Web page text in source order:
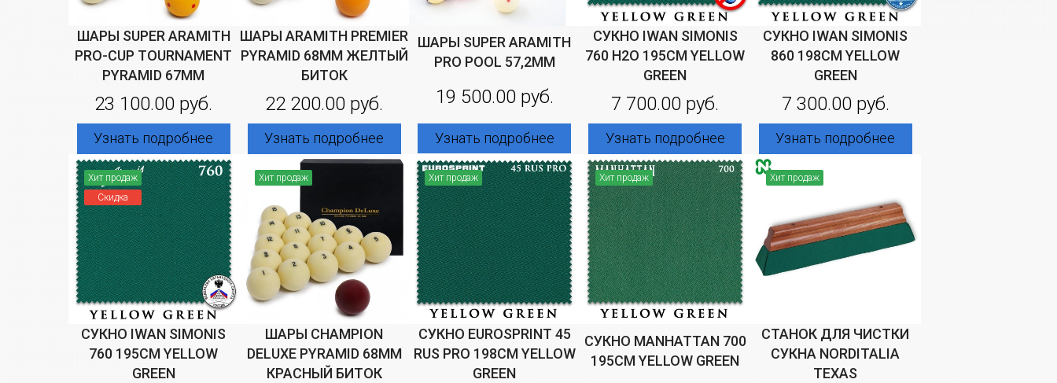
ШАРЫ SUPER ARAMITH
PRO-CUP TOURNAMENT
PYRAMID 67ММ
23 100.00 руб.
Узнать подробнее
ШАРЫ ARAMITH PREMIER
PYRAMID 68ММ ЖЕЛТЫЙ
БИТОК
22 200.00 руб.
Узнать подробнее
ШАРЫ SUPER ARAMITH
PRO POOL 57,2ММ
19 500.00 руб.
Узнать подробнее
СУКНО IWAN SIMONIS
760 H2O 195СМ YELLOW
GREEN
7 700.00 руб.
Узнать подробнее
СУКНО IWAN SIMONIS
860 198СМ YELLOW
GREEN
7 300.00 руб.
Узнать подробнее
Хит продаж
Скидка
СУКНО IWAN SIMONIS
760 195СМ YELLOW
GREEN
Хит продаж
ШАРЫ CHAMPION
DELUXE PYRAMID 68ММ
КРАСНЫЙ БИТОК
Хит продаж
СУКНО EUROSPRINT 45
RUS PRO 198СМ YELLOW
GREEN
Хит продаж
СУКНО MANHATTAN 700
195СМ YELLOW GREEN
Хит продаж
СТАНОК ДЛЯ ЧИСТКИ
СУКНА NORDITALIA
TEXAS